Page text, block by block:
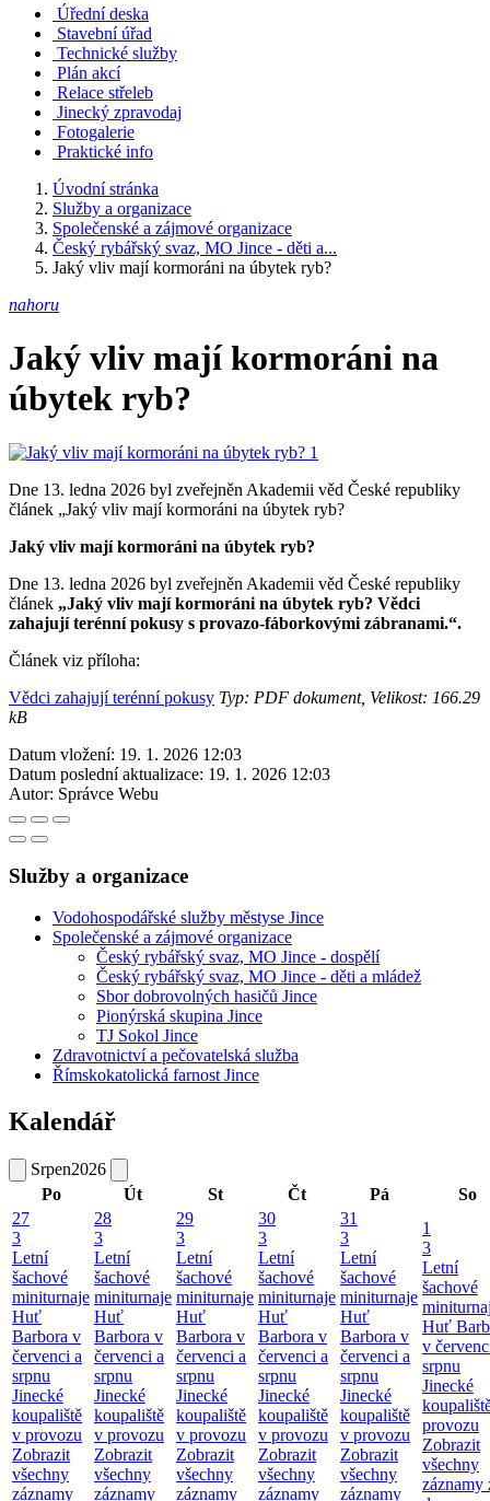
Úřední deska
Stavební úřad
Technické služby
Plán akcí
Relace střeleb
Jinecký zpravodaj
Fotogalerie
Praktické info
Úvodní stránka
Služby a organizace
Společenské a zájmové organizace
Český rybářský svaz, MO Jince - děti a...
Jaký vliv mají kormoráni na úbytek ryb?
nahoru
Jaký vliv mají kormoráni na
úbytek ryb?
Dne 13. ledna 2026 byl zveřejněn Akademii věd České republiky
článek „Jaký vliv mají kormoráni na úbytek ryb?
Jaký vliv mají kormoráni na úbytek ryb?
Dne 13. ledna 2026 byl zveřejněn Akademii věd České republiky
článek „Jaký vliv mají kormoráni na úbytek ryb? Vědci
zahajují terénní pokusy s provazo-fáborkovými zábranami.“.
Článek viz příloha:
Vědci zahajují terénní pokusy Typ: PDF dokument, Velikost: 166.29
kB
Datum vložení: 19. 1. 2026 12:03
Datum poslední aktualizace: 19. 1. 2026 12:03
Autor: Správce Webu
Služby a organizace
Vodohospodářské služby městyse Jince
Společenské a zájmové organizace
Český rybářský svaz, MO Jince - dospělí
Český rybářský svaz, MO Jince - děti a mládež
Sbor dobrovolných hasičů Jince
Pionýrská skupina Jince
TJ Sokol Jince
Zdravotnictví a pečovatelská služba
Římskokatolická farnost Jince
Kalendář
Srpen2026
Po
Út St Čt Pá
So
27
3
Letní
šachové
miniturnaje
Huť
Barbora v
červenci a
srpnu
Jinecké
koupaliště
v provozu
Zobrazit
všechny
záznamy
28
3
Letní
šachové
miniturnaje
Huť
Barbora v
červenci a
srpnu
Jinecké
koupaliště
v provozu
Zobrazit
všechny
záznamy
29
3
Letní
šachové
miniturnaje
Huť
Barbora v
červenci a
srpnu
Jinecké
koupaliště
v provozu
Zobrazit
všechny
záznamy
30
3
Letní
šachové
miniturnaje
Huť
Barbora v
červenci a
srpnu
Jinecké
koupaliště
v provozu
Zobrazit
všechny
záznamy
31
3
Letní
šachové
miniturnaje
Huť
Barbora v
červenci a
srpnu
Jinecké
koupaliště
v provozu
Zobrazit
všechny
záznamy
1
3
Letní
šachové
Huť
v
srpnu
Jinecké
provozu
Zobrazit
všechny
záznamy